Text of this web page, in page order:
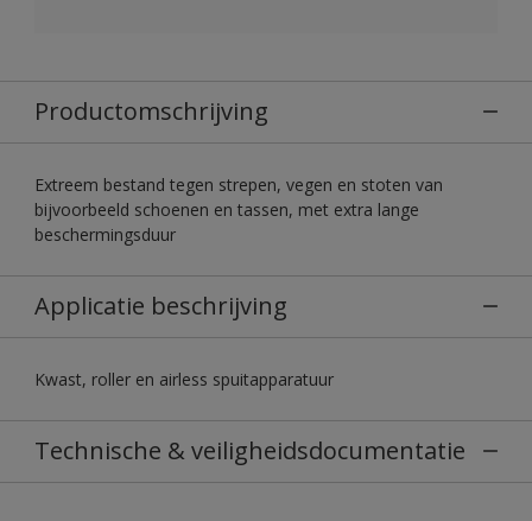
Productomschrijving
Extreem bestand tegen strepen, vegen en stoten van
bijvoorbeeld schoenen en tassen, met extra lange
beschermingsduur
Applicatie beschrijving
Kwast, roller en airless spuitapparatuur
Technische & veiligheidsdocumentatie